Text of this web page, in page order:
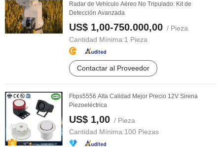
Radar de Vehículo Aéreo No Tripulado: Kit de
Detección Avanzada
US$ 1,00-750.000,00 / Pieza
Cantidad Mínima:1 Pieza
Contactar al Proveedor
Fbps5556 Alta Calidad Mejor Precio 12V Sirena
Piezoeléctrica
US$ 1,00 / Pieza
Cantidad Mínima:100 Piezas